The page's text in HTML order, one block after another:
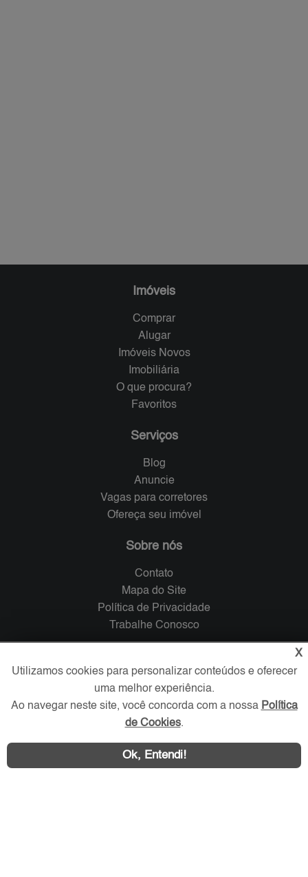
Imóveis
Comprar
Alugar
Imóveis Novos
Imobiliária
O que procura?
Favoritos
Serviços
Blog
Anuncie
Vagas para corretores
Ofereça seu imóvel
Sobre nós
Contato
Mapa do Site
Política de Privacidade
Trabalhe Conosco
Redes Sociais
X
Utilizamos cookies para personalizar conteúdos e oferecer
uma melhor experiência.
Ao navegar neste site, você concorda com a nossa Política
de Cookies.
Ok, Entendi!